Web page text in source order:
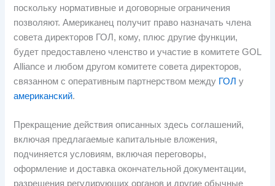
поскольку нормативные и договорные ограничения
позволяют. Американец получит право назначать члена
совета директоров ГОЛ, кому, плюс другие функции,
будет предоставлено членство и участие в комитете GOL
Alliance и любом другом комитете совета директоров,
связанном с оперативным партнерством между ГОЛ у
американский.
Прекращение действия описанных здесь соглашений,
включая предлагаемые капитальные вложения,
подчиняется условиям, включая переговоры,
оформление и доставка окончательной документации,
разрешения регулирующих органов и другие обычные